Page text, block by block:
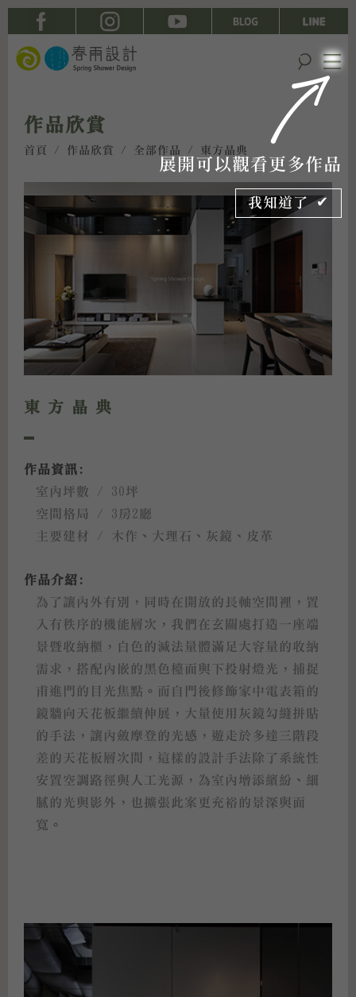
作品欣賞
首頁 / 作品欣賞 / 全部作品 / 東方晶典
東方晶典
作品資訊:
室內坪數 / 30坪
空間格局 / 3房2廳
主要建材 / 木作、大理石、灰鏡、皮革
作品介紹:
為了讓內外有別，同時在開放的長軸空間裡，置
入有秩序的機能層次，我們在玄關處打造一座端
景暨收納櫃，白色的減法量體滿足大容量的收納
需求，搭配內嵌的黑色檯面與下投射燈光，捕捉
甫進門的目光焦點。而自門後修飾家中電表箱的
鏡牆向天花板繼續伸展，大量使用灰鏡勾縫拼貼
的手法，讓內斂摩登的光感，遊走於多達三階段
差的天花板層次間，這樣的設計手法除了系統性
安置空調路徑與人工光源，為室內增添繽紛、細
膩的光與影外，也擴張此案更充裕的景深與面
寬。
展開可以觀看更多作品
我知道了 ✔︎